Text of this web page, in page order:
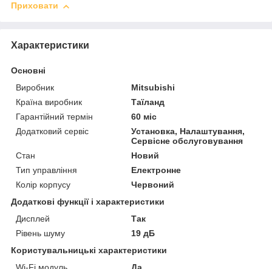
Приховати
Характеристики
Основні
Виробник
Mitsubishi
Країна виробник
Таїланд
Гарантійний термін
60 міс
Додатковий сервіс
Установка, Налаштування,
Сервісне обслуговування
Стан
Новий
Тип управління
Електронне
Колір корпусу
Червоний
Додаткові функції і характеристики
Дисплей
Так
Рівень шуму
19 дБ
Користувальницькі характеристики
Wi-Fi модуль
Да